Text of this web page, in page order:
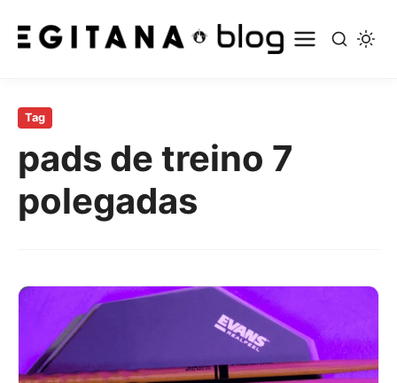
para
conteúdo
principal
Tag
pads de treino 7
polegadas